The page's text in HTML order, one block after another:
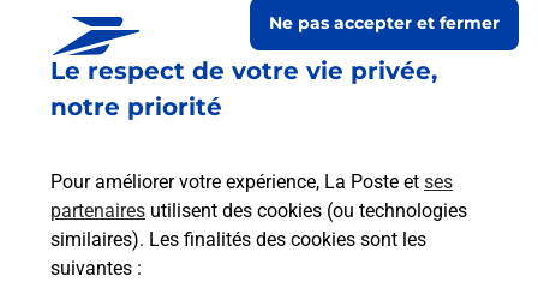
Le respect de votre vie privée,
notre priorité
Pour améliorer votre expérience, La Poste et ses
partenaires utilisent des cookies (ou technologies
similaires). Les finalités des cookies sont les
suivantes :
Ne pas accepter et fermer
Le lien s'ouvre dans un nouvel onglet